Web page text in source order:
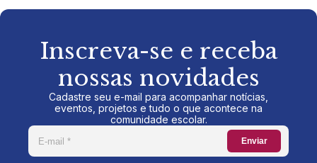
Inscreva-se e receba
nossas novidades
Cadastre seu e-mail para acompanhar notícias,
eventos, projetos e tudo o que acontece na
comunidade escolar.
Enviar